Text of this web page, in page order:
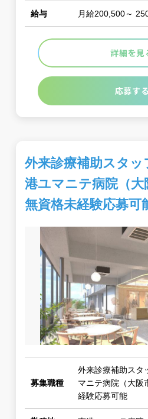
給与 月給200,500～
詳細を見
応募する
外来診療補助スタ
港ユマニテ病院（大
無資格未経験応募可
募集職種
外来診療補助ス
マニテ病院（大阪
経験応募可能